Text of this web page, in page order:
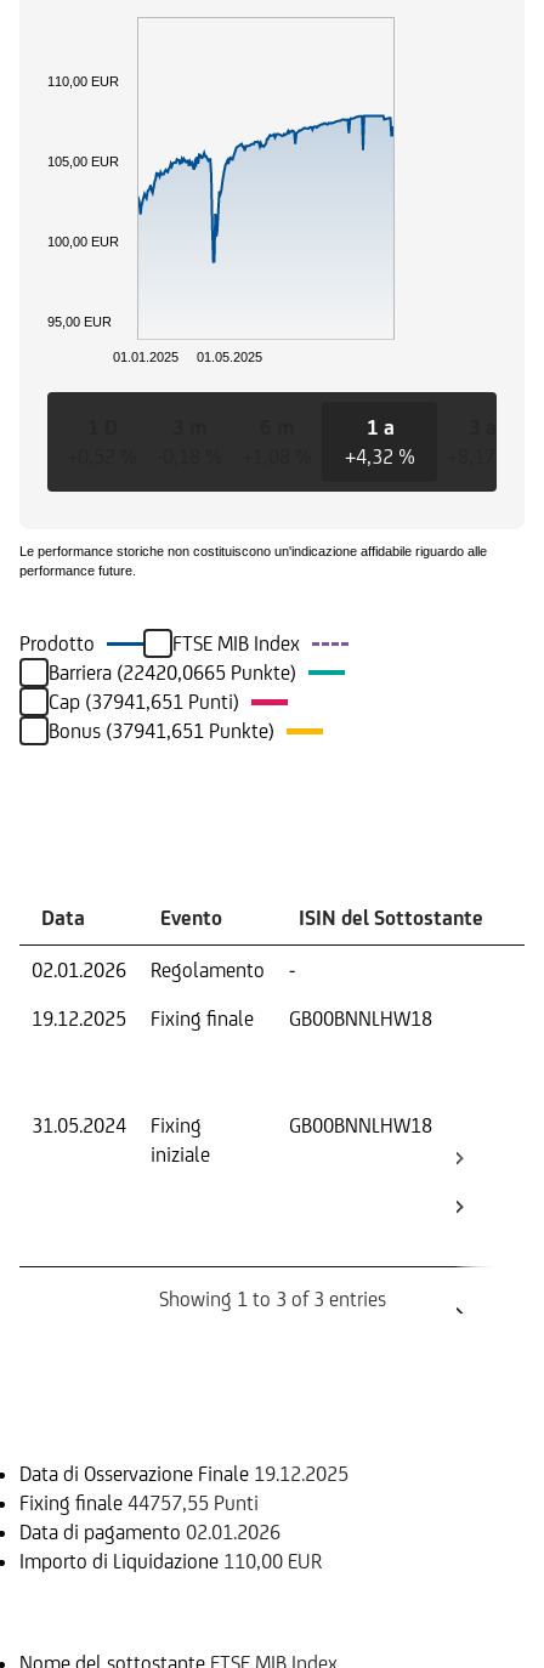
01.01.2025 01.05.2025
100,00 EUR
110,00 EUR
95,00 EUR
105,00 EUR
1 a
+4,32 %
Le performance storiche non costituiscono un'indicazione affidabile riguardo alle
performance future.
Prodotto
FTSE MIB Index
Barriera (22420,0665 Punkte)
Cap (37941,651 Punti)
Bonus (37941,651 Punkte)
Data Evento ISIN del Sottostante
02.01.2026 Regolamento -
19.12.2025
Fixing finale GB00BNNLHW18
31.05.2024
Fixing
iniziale
GB00BNNLHW18
Showing 1 to 3 of 3 entries
Data di Osservazione Finale 19.12.2025
Fixing finale 44757,55 Punti
Data di pagamento 02.01.2026
Importo di Liquidazione 110,00 EUR
Nome del sottostante FTSE MIB Index